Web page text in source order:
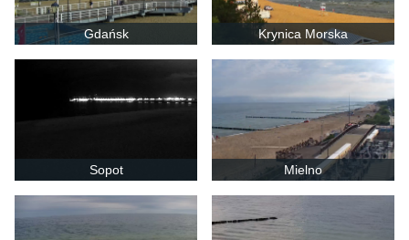
Gdańsk Krynica Morska
Sopot Mielno